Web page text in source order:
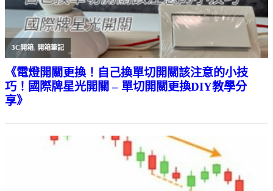
3C開箱, 開箱筆記
《電燈開關更換！自己換單切開關該注意的小技
巧！國際牌星光開關 – 單切開關更換DIY教學分
享》